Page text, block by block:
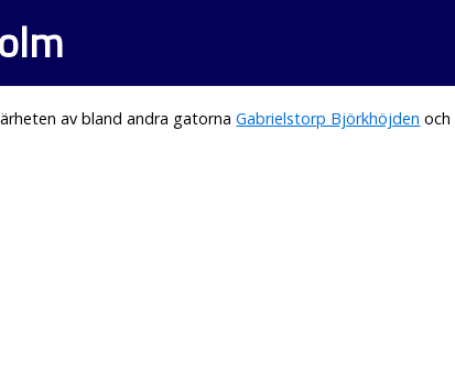
av bland andra gatornaGabrielstorp Björkhöjden och